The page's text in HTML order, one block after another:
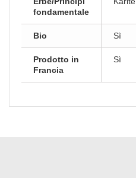
fondamentale
Bio Sì
Prodotto in
Francia
Sì